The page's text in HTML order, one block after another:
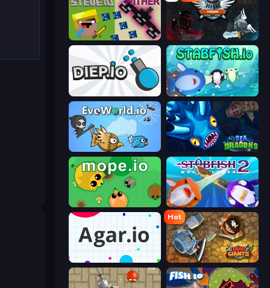
CrazySteve.io EvoWars.io
Diep.io Stabfish.io
SeaDragons.io
Mope.io Stabfish 2
Agar.io
Hot
MiniGiants.io